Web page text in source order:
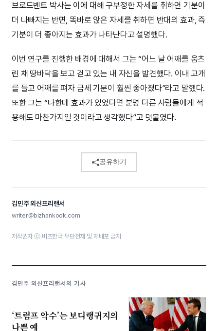
브로드벤트 박사는 이에 대해 구부정한 자세를 취하면 기분이
더 나빠지는 반면, 똑바로 앉은 자세를 취하면 반대의 효과, 즉
기분이 더 좋아지는 효과가 나타난다고 설명했다.
이번 연구를 진행한 배경에 대해서 그는 “어느 날 어깨를 움츠
린 채 땅바닥을 보고 걷고 있는 내 자신을 발견했다. 이내 고개
를 들고 어깨를 펴자 금세 기분이 훨씬 좋아졌다”라고 말했다.
또한 그는 “나한테 효과가 있었다면 분명 다른 사람들에게 적
용해도 마찬가지일 것이라고 생각했다”고 덧붙였다.
공유하기
김민주 외신프리랜서
writer@bizhankook.com
저작권자 ⓒ 비즈한국 무단전재 및 재배포 금지
김민주 외신프리랜서의 기사
‘트럼프 악수’는 보디랭귀지의
나쁜 예